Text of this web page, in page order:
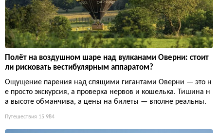
Полёт на воздушном шаре над вулканами Оверни: стоит
ли рисковать вестибулярным аппаратом?
Ощущение парения над спящими гигантами Оверни — это н
е просто экскурсия, а проверка нервов и кошелька. Тишина н
а высоте обманчива, а цены на билеты — вполне реальны.
Путешествия 15 984